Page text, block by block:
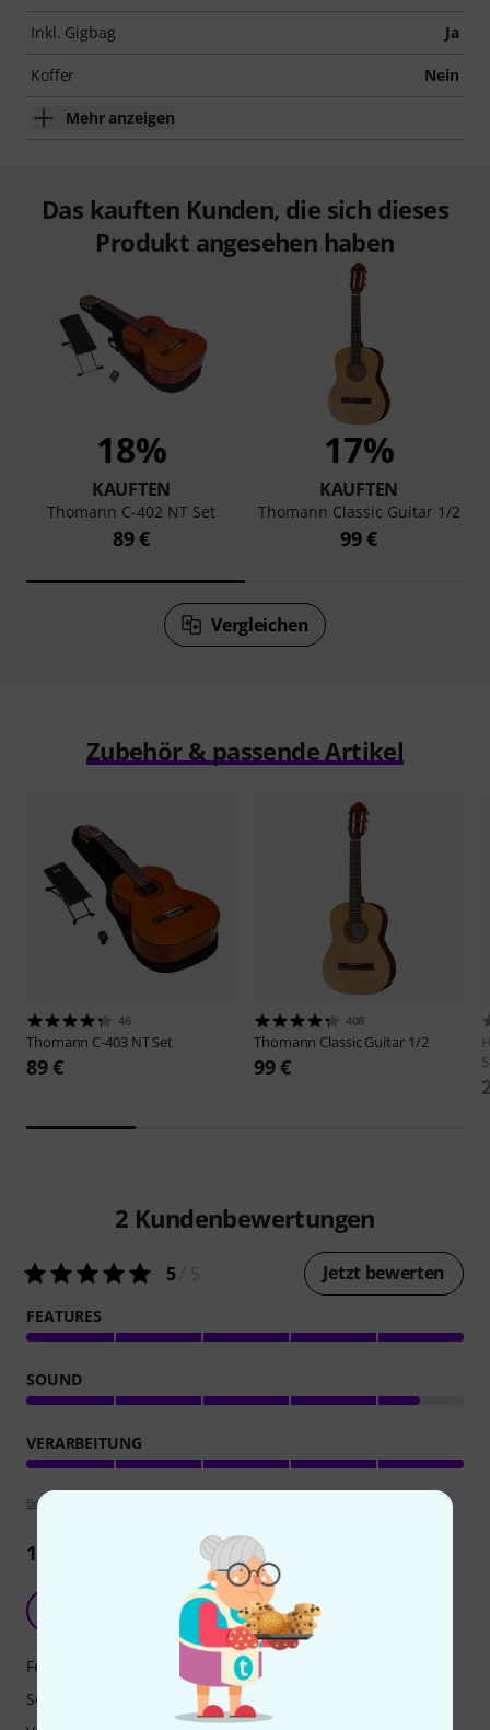
Inkl. Gigbag Ja
Koffer Nein
Mehr anzeigen
Das kauften Kunden, die sich dieses
Produkt angesehen haben
18%
KAUFTEN
Thomann C-402 NT Set
89 €
17%
KAUFTEN
Thomann Classic Guitar 1/2
99 €
Vergleichen
Zubehör & passende Artikel
46
Thomann C-403 NT Set
89 €
408
Thomann Classic Guitar 1/2
99 €
2 Kundenbewertungen
5/ 5 Jetzt bewerten
FEATURES
SOUND
VERARBEITUNG
Bewertungsrichtlinien
1
Captain NUK 05.10.2022
Features
Sound